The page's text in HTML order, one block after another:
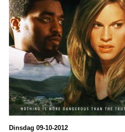
Dinsdag 09-10-2012